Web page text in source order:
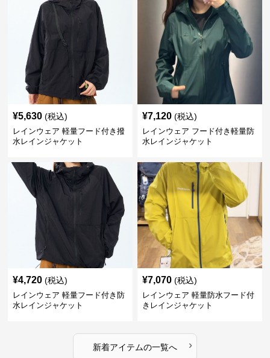
¥5,630 (税込)
レインウェア 軽量フード付き撥
水レインジャケット
¥7,120 (税込)
レインウェア フード付き軽量防
水レインジャケット
¥4,720 (税込)
レインウェア 軽量フード付き防
水レインジャケット
¥7,070 (税込)
レインウェア 軽量防水フード付
きレインジャケット
新着アイテムの一覧へ ›